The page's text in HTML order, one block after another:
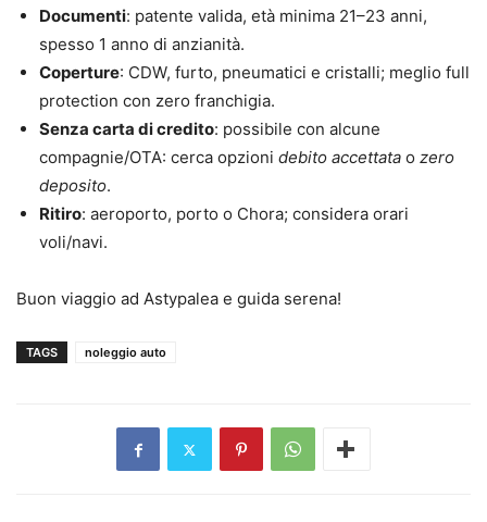
Documenti: patente valida, età minima 21–23 anni,
spesso 1 anno di anzianità.
Coperture: CDW, furto, pneumatici e cristalli; meglio full
protection con zero franchigia.
Senza carta di credito: possibile con alcune
compagnie/OTA: cerca opzioni debito accettata o zero
deposito.
Ritiro: aeroporto, porto o Chora; considera orari
voli/navi.
Buon viaggio ad Astypalea e guida serena!
TAGS noleggio auto